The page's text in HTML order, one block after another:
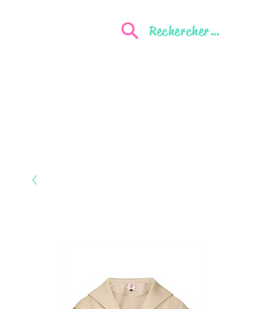
Rechercher...